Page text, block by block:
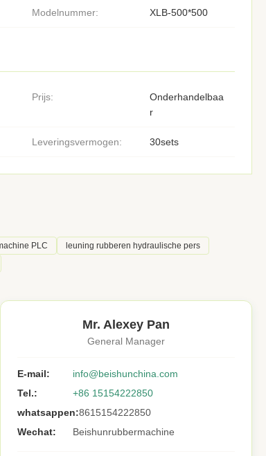
Modelnummer: XLB-500*500
Prijs:
Onderhandelbaa
r
Leveringsvermogen: 30sets
PLC
leuning rubberen hydraulische pers
Mr. Alexey Pan
General Manager
E-mail:
info@beishunchina.com
Tel.:
+86 15154222850
whatsappen:8615154222850
Wechat:
Beishunrubbermachine